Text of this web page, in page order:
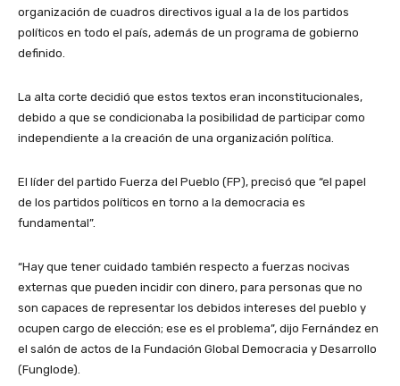
organización de cuadros directivos igual a la de los partidos
políticos en todo el país, además de un programa de gobierno
definido.
La alta corte decidió que estos textos eran inconstitucionales,
debido a que se condicionaba la posibilidad de participar como
independiente a la creación de una organización política.
El líder del partido Fuerza del Pueblo (FP), precisó que “el papel
de los partidos políticos en torno a la democracia es
fundamental”.
“Hay que tener cuidado también respecto a fuerzas nocivas
externas que pueden incidir con dinero, para personas que no
son capaces de representar los debidos intereses del pueblo y
ocupen cargo de elección; ese es el problema”, dijo Fernández en
el salón de actos de la Fundación Global Democracia y Desarrollo
(Funglode).